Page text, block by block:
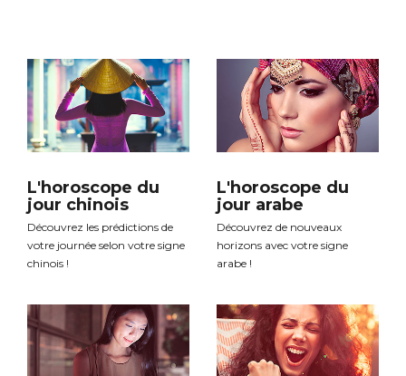
L'horoscope du
jour chinois
Découvrez les prédictions de
votre journée selon votre signe
chinois !
L'horoscope du
jour arabe
Découvrez de nouveaux
horizons avec votre signe
arabe !